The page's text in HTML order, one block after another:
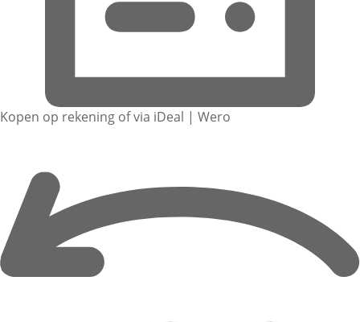
Kopen op rekening of via iDeal | Wero